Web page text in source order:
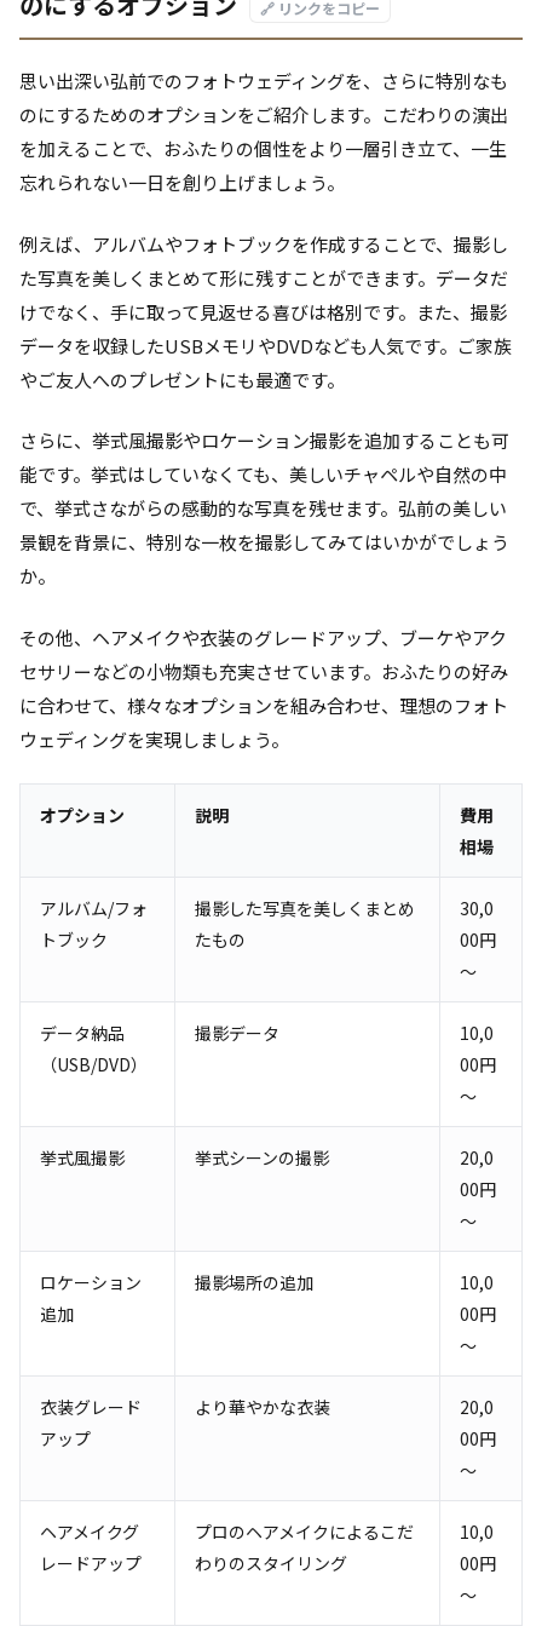
🔗 リンクをコピー
思い出深い弘前でのフォトウェディングを、さらに特別なも
のにするためのオプションをご紹介します。こだわりの演出
を加えることで、おふたりの個性をより一層引き立て、一生
忘れられない一日を創り上げましょう。
例えば、アルバムやフォトブックを作成することで、撮影し
た写真を美しくまとめて形に残すことができます。データだ
けでなく、手に取って見返せる喜びは格別です。また、撮影
データを収録したUSBメモリやDVDなども人気です。ご家族
やご友人へのプレゼントにも最適です。
さらに、挙式風撮影やロケーション撮影を追加することも可
能です。挙式はしていなくても、美しいチャペルや自然の中
で、挙式さながらの感動的な写真を残せます。弘前の美しい
景観を背景に、特別な一枚を撮影してみてはいかがでしょう
か。
その他、ヘアメイクや衣装のグレードアップ、ブーケやアク
セサリーなどの小物類も充実させています。おふたりの好み
に合わせて、様々なオプションを組み合わせ、理想のフォト
ウェディングを実現しましょう。
オプション 説明
費用
相場
アルバム/フォ
トブック
撮影した写真を美しくまとめ
たもの
30,0
00円
～
データ納品
（USB/DVD）
撮影データ
10,0
00円
～
挙式風撮影 挙式シーンの撮影
20,0
00円
～
ロケーション
追加
撮影場所の追加
10,0
00円
～
衣装グレード
アップ
より華やかな衣装
20,0
00円
～
ヘアメイクグ
レードアップ
プロのヘアメイクによるこだ
わりのスタイリング
10,0
00円
～